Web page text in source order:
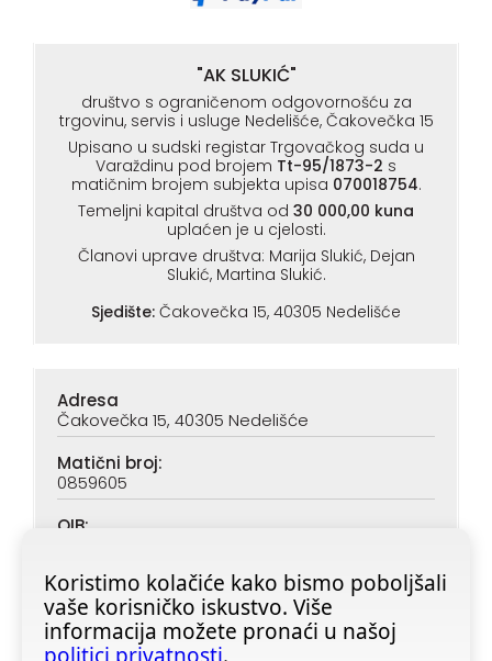
Koristimo kolačiće kako bismo poboljšali
vaše korisničko iskustvo. Više
informacija možete pronaći u našoj
"AK SLUKIĆ"
društvo s ograničenom odgovornošću za
trgovinu, servis i usluge Nedelišće, Čakovečka 15
Upisano u sudski registar Trgovačkog suda u
Varaždinu pod brojem Tt-95/1873-2 s
matičnim brojem subjekta upisa 070018754.
Temeljni kapital društva od 30 000,00 kuna
uplaćen je u cjelosti.
Članovi uprave društva: Marija Slukić, Dejan
Slukić, Martina Slukić.
Sjedište: Čakovečka 15, 40305 Nedelišće
Adresa
Čakovečka 15, 40305 Nedelišće
Matični broj:
0859605
OIB:
IBAN (PBZ):
HR6923400091116020362
IBAN (ZABA):